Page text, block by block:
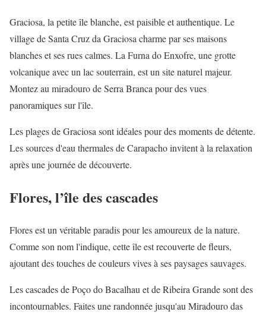
Graciosa, la petite île blanche, est paisible et authentique. Le
village de Santa Cruz da Graciosa charme par ses maisons
blanches et ses rues calmes. La Furna do Enxofre, une grotte
volcanique avec un lac souterrain, est un site naturel majeur.
Montez au miradouro de Serra Branca pour des vues
panoramiques sur l'île.
Les plages de Graciosa sont idéales pour des moments de détente.
Les sources d'eau thermales de Carapacho invitent à la relaxation
après une journée de découverte.
Flores, l’île des cascades
Flores est un véritable paradis pour les amoureux de la nature.
Comme son nom l'indique, cette île est recouverte de fleurs,
ajoutant des touches de couleurs vives à ses paysages sauvages.
Les cascades de Poço do Bacalhau et de Ribeira Grande sont des
incontournables. Faites une randonnée jusqu'au Miradouro das